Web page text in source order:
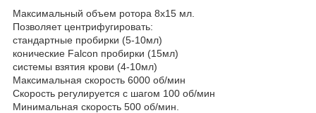
Максимальный объем ротора 8х15 мл.
Позволяет центрифугировать:
стандартные пробирки (5-10мл)
конические Falcon пробирки (15мл)
системы взятия крови (4-10мл)
Максимальная скорость 6000 об/мин
Скорость регулируется с шагом 100 об/мин
Минимальная скорость 500 об/мин.